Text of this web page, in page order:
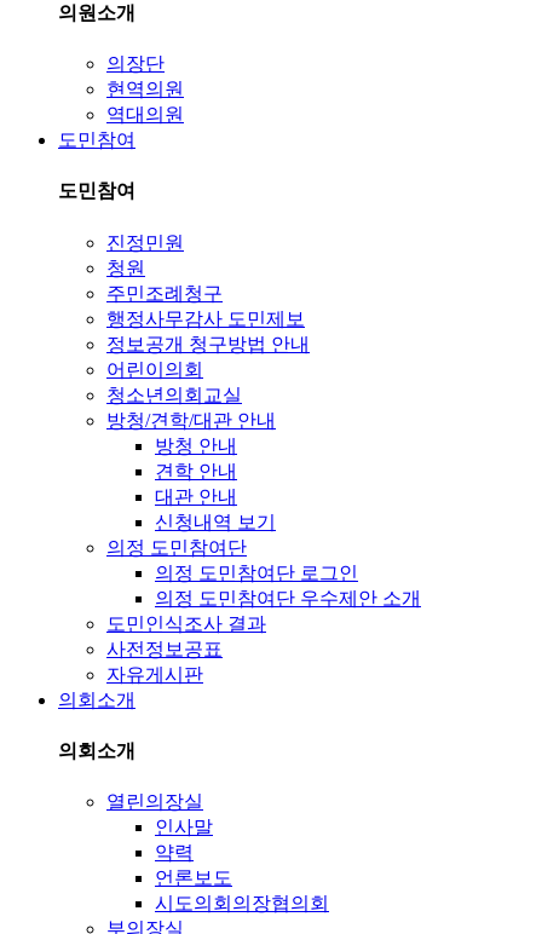
의원소개
의장단
현역의원
역대의원
도민참여
도민참여
진정민원
청원
주민조례청구
행정사무감사 도민제보
정보공개 청구방법 안내
어린이의회
청소년의회교실
방청/견학/대관 안내
방청 안내
견학 안내
대관 안내
신청내역 보기
의정 도민참여단
의정 도민참여단 로그인
의정 도민참여단 우수제안 소개
도민인식조사 결과
사전정보공표
자유게시판
의회소개
의회소개
열린의장실
인사말
약력
언론보도
시도의회의장협의회
부의장실